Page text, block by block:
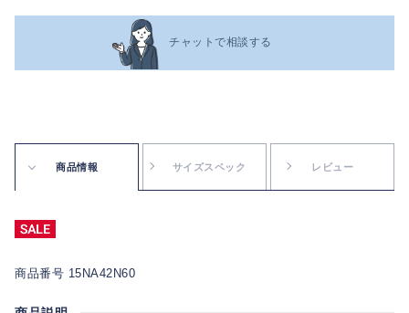
チャットで相談する
商品情報 サイズスペック レビュー
商品番号 15NA42N60